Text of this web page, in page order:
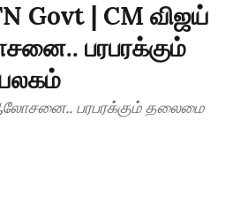
Govt | CM விஜய்
பரபரக்கும்
பரபரக்கும் தலைமை